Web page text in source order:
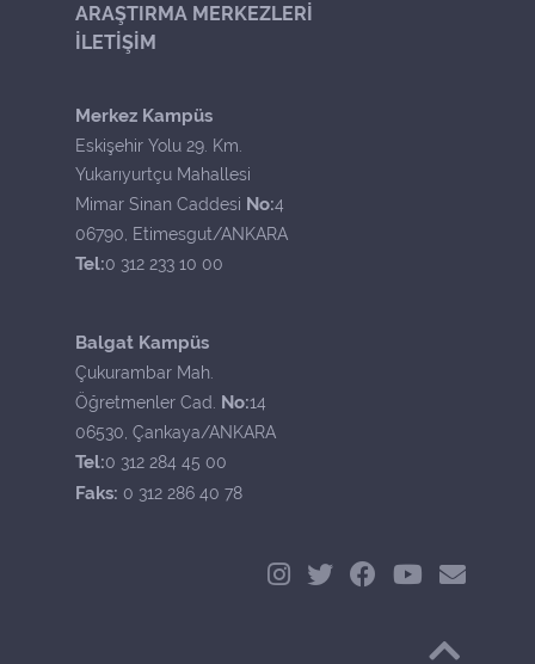
ARAŞTIRMA MERKEZLERİ
İLETİŞİM
Merkez Kampüs
Eskişehir Yolu 29. Km.
Yukarıyurtçu Mahallesi
Mimar Sinan Caddesi No:4
06790, Etimesgut/ANKARA
Tel:0 312 233 10 00
Balgat Kampüs
Çukurambar Mah.
Öğretmenler Cad. No:14
06530, Çankaya/ANKARA
Tel:0 312 284 45 00
Faks: 0 312 286 40 78